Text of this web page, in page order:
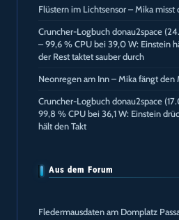
Flüstern im Lichtsensor – Mika misst
Cruncher-Logbuch donau2space
– 99,6 % CPU bei 39,0 W: Einstein
der Rest taktet sauber durch
Neonregen am Inn – Mika fängt den
Cruncher-Logbuch donau2space
99,8 % CPU bei 36,1 W: Einstein
hält den Takt
Aus dem Forum
Fledermausdaten am Domplatz